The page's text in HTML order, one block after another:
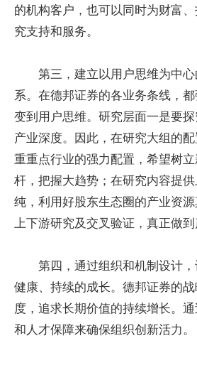
的机构客户，也可以同时为财富
究支持和服务。
第三，建立以用户思维为中
系。在德邦证券的各业务条线，
变到用户思维。研究层面一是要
产业深度。因此，在研究大组的
重重点行业的强力配置，希望树
杆，把握大趋势；在研究内容提
纯，利用好股东生态圈的产业资
上下游研究及交叉验证，真正做到
第四，通过组织和机制设计，
健康、持续的成长。德邦证券的
度，追求长期价值的持续增长。
和人才保障来确保组织创新活力。